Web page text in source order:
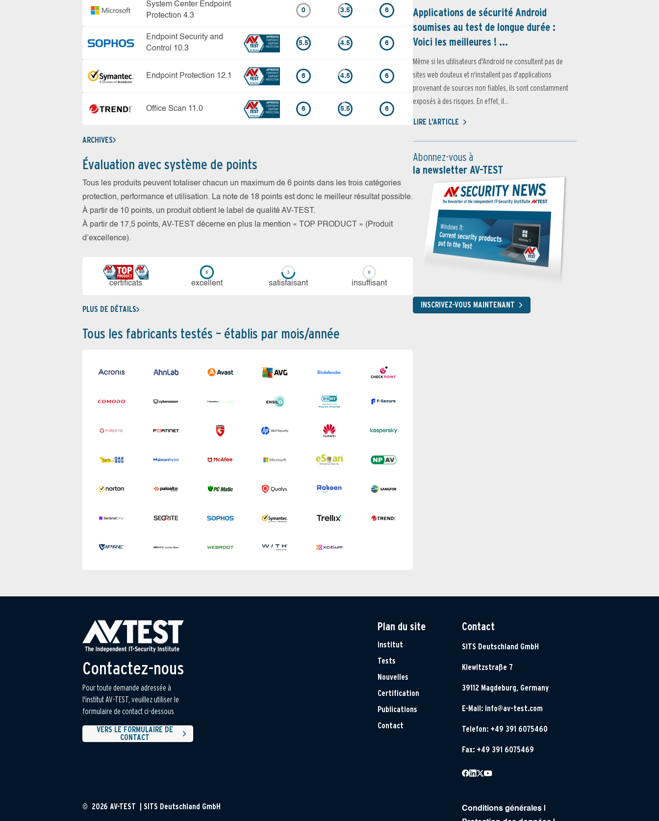
System Center Endpoint
Protection 4.3
0 3.5 6
Endpoint Security and
Control 10.3
5.5 4.5 6
Endpoint Protection 12.1 6 4.5 6
Office Scan 11.0 6 5.5 6
ARCHIVES
Évaluation avec système de points
Tous les produits peuvent totaliser chacun un maximum de 6 points dans les trois catégories
protection, performance et utilisation. La note de 18 points est donc le meilleur résultat possible.
À partir de 10 points, un produit obtient le label de qualité AV-TEST.
À partir de 17,5 points, AV-TEST décerne en plus la mention « TOP PRODUCT » (Produit
d’excellence).
certi­ficats ex­cellent sa­tis­fai­sant in­suf­fi­sant
PLUS DE DÉTAILS
Tous les fabricants testés – établis par mois/année
Applications de sécurité Android
soumises au test de longue durée :
Voici les meilleures ! ...
Même si les utilisateurs d'Android ne consultent pas de
sites web douteux et n'installent pas d'applications
provenant de sources non fiables, ils sont constamment
exposés à des risques. En effet, il...
LIRE L'ARTICLE
Abonnez-vous à
la newsletter AV-TEST
INSCRIVEZ-VOUS MAINTENANT
Contactez-nous
Pour toute demande adressée à
l'institut AV-TEST, veuillez utiliser le
formulaire de contact ci-dessous
VERS LE FORMULAIRE DE
CONTACT
Plan du site
Institut
Tests
Nouvelles
Certification
Publications
Contact
Contact
SITS Deutschland GmbH
Klewitzstraße 7
39112 Magdeburg, Germany
E-Mail: info@av-test.com
Telefon: +49 391 6075460
Fax: +49 391 6075469
Conditions générales
© 2026 AV-TEST | SITS Deutschland GmbH